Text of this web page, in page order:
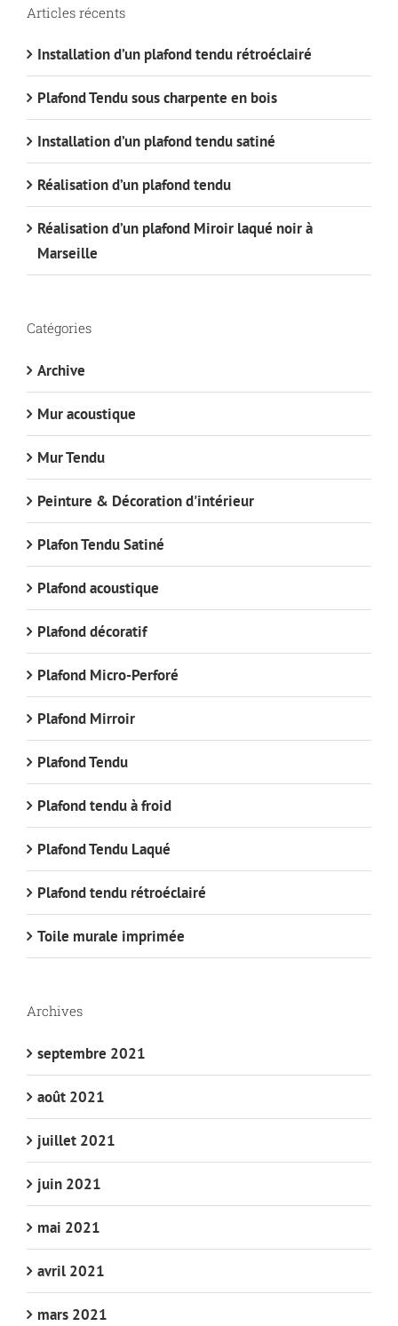
Articles récents
Installation d’un plafond tendu rétroéclairé
Plafond Tendu sous charpente en bois
Installation d’un plafond tendu satiné
Réalisation d’un plafond tendu
Réalisation d’un plafond Miroir laqué noir à
Marseille
Catégories
Archive
Mur acoustique
Mur Tendu
Peinture & Décoration d'intérieur
Plafon Tendu Satiné
Plafond acoustique
Plafond décoratif
Plafond Micro-Perforé
Plafond Mirroir
Plafond Tendu
Plafond tendu à froid
Plafond Tendu Laqué
Plafond tendu rétroéclairé
Toile murale imprimée
Archives
septembre 2021
août 2021
juillet 2021
juin 2021
mai 2021
avril 2021
mars 2021